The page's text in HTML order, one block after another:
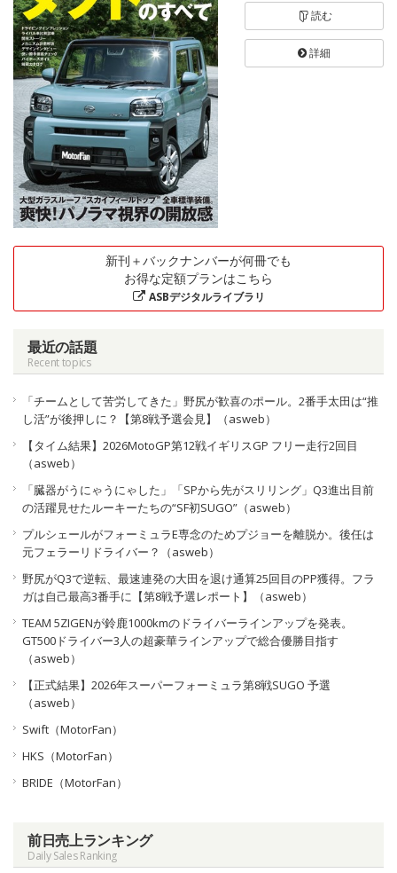
読む
詳細
新刊＋バックナンバーが何冊でも
お得な定額プランはこちら
ASBデジタルライブラリ
最近の話題
Recent topics
「チームとして苦労してきた」野尻が歓喜のポール。2番手太田は“推
し活”が後押しに？【第8戦予選会見】（asweb）
【タイム結果】2026MotoGP第12戦イギリスGP フリー走行2回目
（asweb）
「臓器がうにゃうにゃした」「SPから先がスリリング」Q3進出目前
の活躍見せたルーキーたちの“SF初SUGO”（asweb）
プルシェールがフォーミュラE専念のためプジョーを離脱か。後任は
元フェラーリドライバー？（asweb）
野尻がQ3で逆転、最速連発の大田を退け通算25回目のPP獲得。フラ
ガは自己最高3番手に【第8戦予選レポート】（asweb）
TEAM 5ZIGENが鈴鹿1000kmのドライバーラインアップを発表。
GT500ドライバー3人の超豪華ラインアップで総合優勝目指す
（asweb）
【正式結果】2026年スーパーフォーミュラ第8戦SUGO 予選
（asweb）
Swift（MotorFan）
HKS（MotorFan）
BRIDE（MotorFan）
前日売上ランキング
Daily Sales Ranking